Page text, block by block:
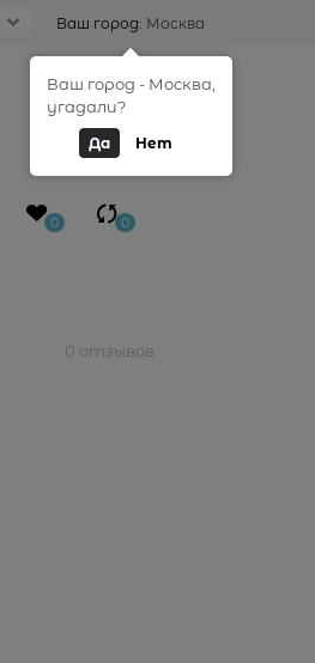
Ваш город: Москва
0
0 0
0 отзывов
Ваш город - Москва,
угадали?
Да Нет